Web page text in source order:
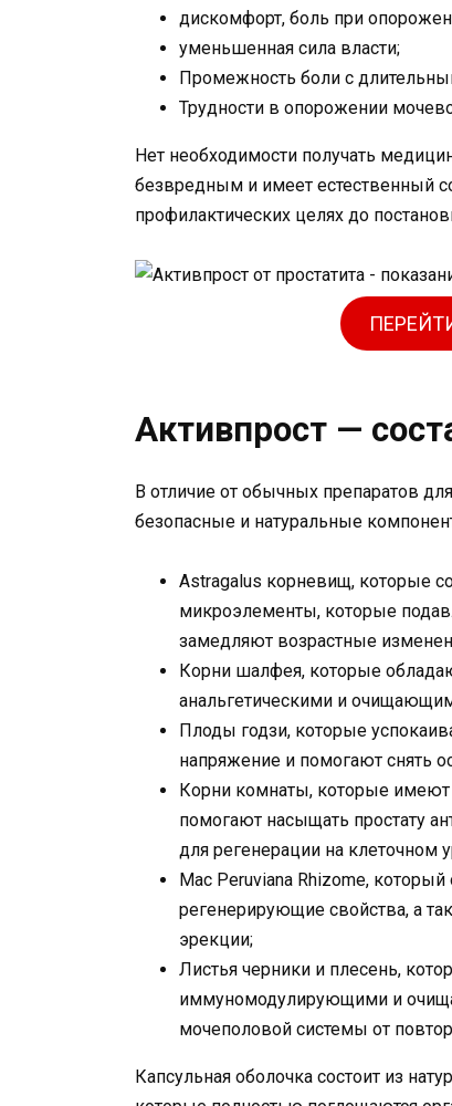
дискомфорт, боль при
уменьшенная сила власти;
Промежность боли с
Трудности в опорожении
Нет необходимости получать
безвредным и имеет естественный
профилактических целях до
Активпрост —
В отличие от обычных препаратов
безопасные и натуральные
Astragalus корневищ, которые
микроэлементы, которые
замедляют возрастные
Корни шалфея, которые
анальгетическими и
Плоды годзи, которые
напряжение и помогают снять
Корни комнаты, которые имеют
помогают насыщать простату
для регенерации на клеточном
Mac Peruviana Rhizome,
регенерирующие свойства, а
эрекции;
Листья черники и плесень,
иммуномодулирующими и
мочеполовой системы от
Капсульная оболочка состоит из